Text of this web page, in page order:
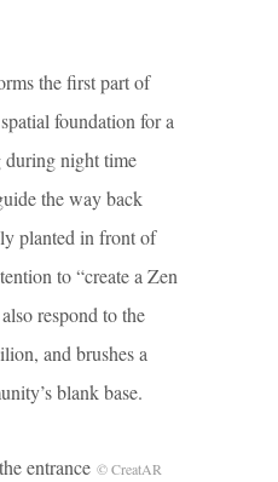
the first part of
foundation for a
night time
the way back
planted in front of
to “create a Zen
respond to the
and brushes a
blank base.
entrance © CreatAR